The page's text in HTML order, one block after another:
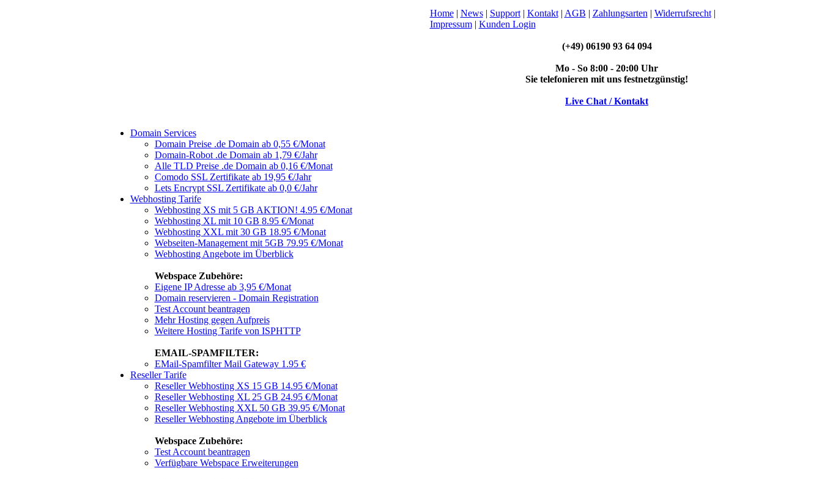
Home| News| Support| Kontakt| AGB | Zahlungsarten | Widerrufsrecht|
Impressum| Kunden Login
(+49) 06190 93 64 094
Mo - So 8:00 - 20:00 Uhr
Sie telefonieren mit uns festnetzgünstig!
Live Chat / Kontakt
Domain Services
Domain Preise .de Domain ab 0,55 €/Monat
Domain-Robot.de Domain ab 1,79 €/Jahr
Alle TLD Preise.de Domain ab 0,16 €/Monat
Comodo SSL Zertifikate ab 19,95 €/Jahr
Lets Encrypt SSL Zertifikate ab 0,0 €/Jahr
Webhosting Tarife
Webhosting XS mit 5 GB AKTION! 4.95 €/Monat
Webhosting XL mit 10 GB 8.95 €/Monat
Webhosting XXL mit 30 GB 18.95 €/Monat
Webseiten-Management mit 5GB 79.95 €/Monat
Webhosting Angebote im Überblick
Webspace Zubehöre:
Eigene IP Adresse ab 3,95 €/Monat
Domain reservieren - Domain Registration
Test Account beantragen
Mehr Hosting gegen Aufpreis
Weitere Hosting Tarife von ISPHTTP
EMAIL-SPAMFILTER:
EMail-Spamfilter Mail Gateway 1.95 €
Reseller Tarife
Reseller Webhosting XS 15 GB 14.95 €/Monat
Reseller Webhosting XL 25 GB 24.95 €/Monat
Reseller Webhosting XXL 50 GB 39.95 €/Monat
Reseller Webhosting Angebote im Überblick
Webspace Zubehöre:
Test Account beantragen
Verfügbare Webspace Erweiterungen